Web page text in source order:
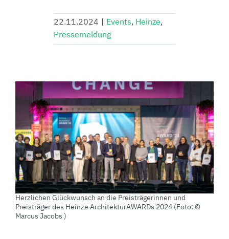
22.11.2024 Events, Heinze,
Pressemeldung
Herzlichen Glückwunsch an die Preisträgerinnen und
Preisträger des Heinze ArchitekturAWARDs 2024 (Foto: ©
Marcus Jacobs )